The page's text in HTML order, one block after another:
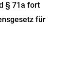
§ 71a fort
für